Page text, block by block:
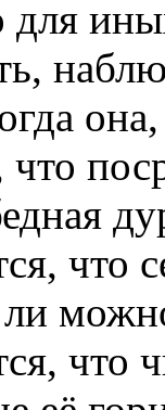
для
что
ли
что